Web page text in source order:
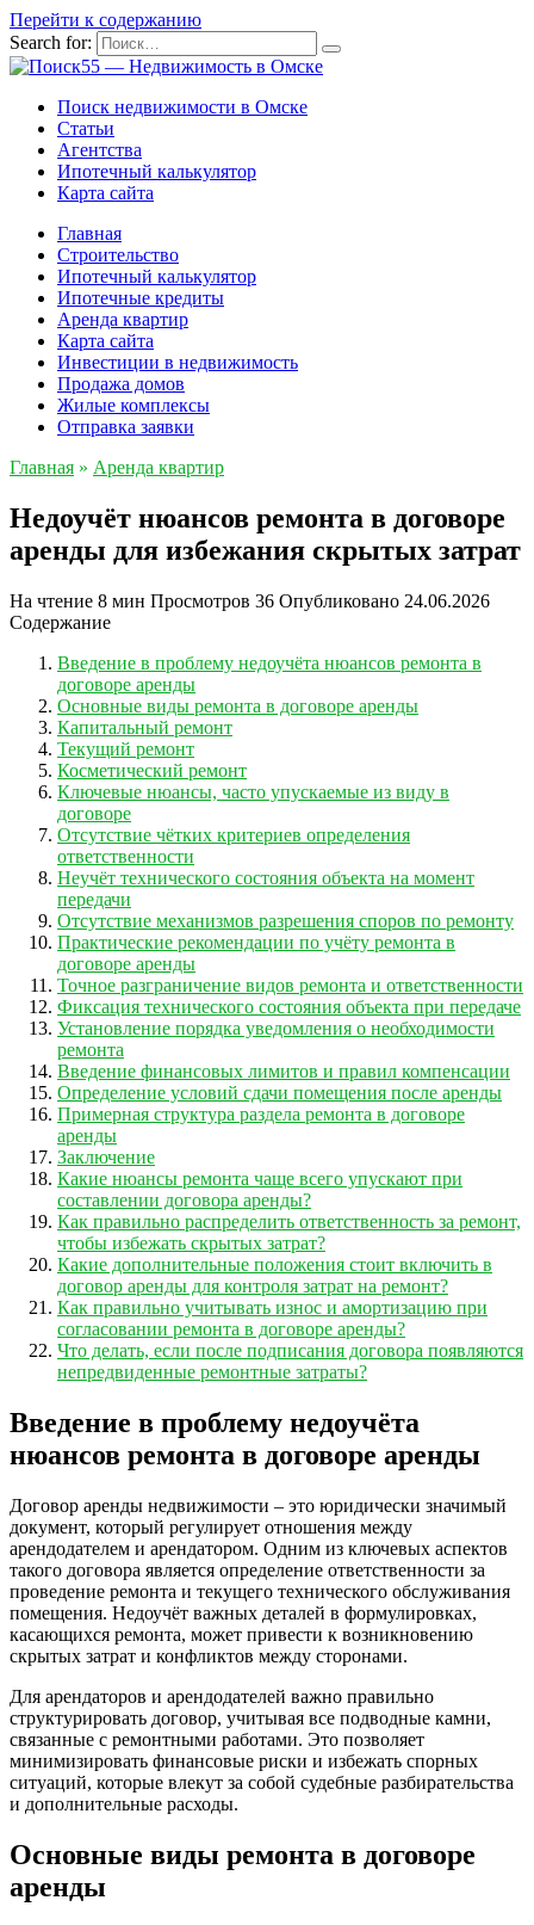
Перейти к содержанию
Search for:
Поиск недвижимости в Омске
Статьи
Агентства
Ипотечный калькулятор
Карта сайта
Главная
Строительство
Ипотечный калькулятор
Ипотечные кредиты
Аренда квартир
Карта сайта
Инвестиции в недвижимость
Продажа домов
Жилые комплексы
Отправка заявки
Главная » Аренда квартир
Недоучёт нюансов ремонта в договоре
аренды для избежания скрытых затрат
На чтение 8 мин Просмотров 36 Опубликовано 24.06.2026
Содержание
Введение в проблему недоучёта нюансов ремонта в
договоре аренды
Основные виды ремонта в договоре аренды
Капитальный ремонт
Текущий ремонт
Косметический ремонт
Ключевые нюансы, часто упускаемые из виду в
договоре
Отсутствие чётких критериев определения
ответственности
Неучёт технического состояния объекта на момент
передачи
Отсутствие механизмов разрешения споров по ремонту
Практические рекомендации по учёту ремонта в
договоре аренды
Точное разграничение видов ремонта и ответственности
Фиксация технического состояния объекта при передаче
Установление порядка уведомления о необходимости
ремонта
Введение финансовых лимитов и правил компенсации
Определение условий сдачи помещения после аренды
Примерная структура раздела ремонта в договоре
аренды
Заключение
Какие нюансы ремонта чаще всего упускают при
составлении договора аренды?
Как правильно распределить ответственность за ремонт,
чтобы избежать скрытых затрат?
Какие дополнительные положения стоит включить в
договор аренды для контроля затрат на ремонт?
Как правильно учитывать износ и амортизацию при
согласовании ремонта в договоре аренды?
Что делать, если после подписания договора появляются
непредвиденные ремонтные затраты?
Введение в проблему недоучёта
нюансов ремонта в договоре аренды
Договор аренды недвижимости – это юридически значимый
документ, который регулирует отношения между
арендодателем и арендатором. Одним из ключевых аспектов
такого договора является определение ответственности за
проведение ремонта и текущего технического обслуживания
помещения. Недоучёт важных деталей в формулировках,
касающихся ремонта, может привести к возникновению
скрытых затрат и конфликтов между сторонами.
Для арендаторов и арендодателей важно правильно
структурировать договор, учитывая все подводные камни,
связанные с ремонтными работами. Это позволяет
минимизировать финансовые риски и избежать спорных
ситуаций, которые влекут за собой судебные разбирательства
и дополнительные расходы.
Основные виды ремонта в договоре
аренды